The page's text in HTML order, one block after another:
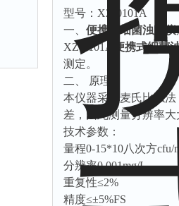
型号：XZ-0101A
一、 便携式细菌浊度仪
XZ-0101A
便携式细菌
测定。
二、 原理
本仪器采用麦氏比浊
差，因此测量分
技术参数 ：
量程0-15*10八次方
分辨率0.001mg/L
重复性≤2%
精度≤±5%FS